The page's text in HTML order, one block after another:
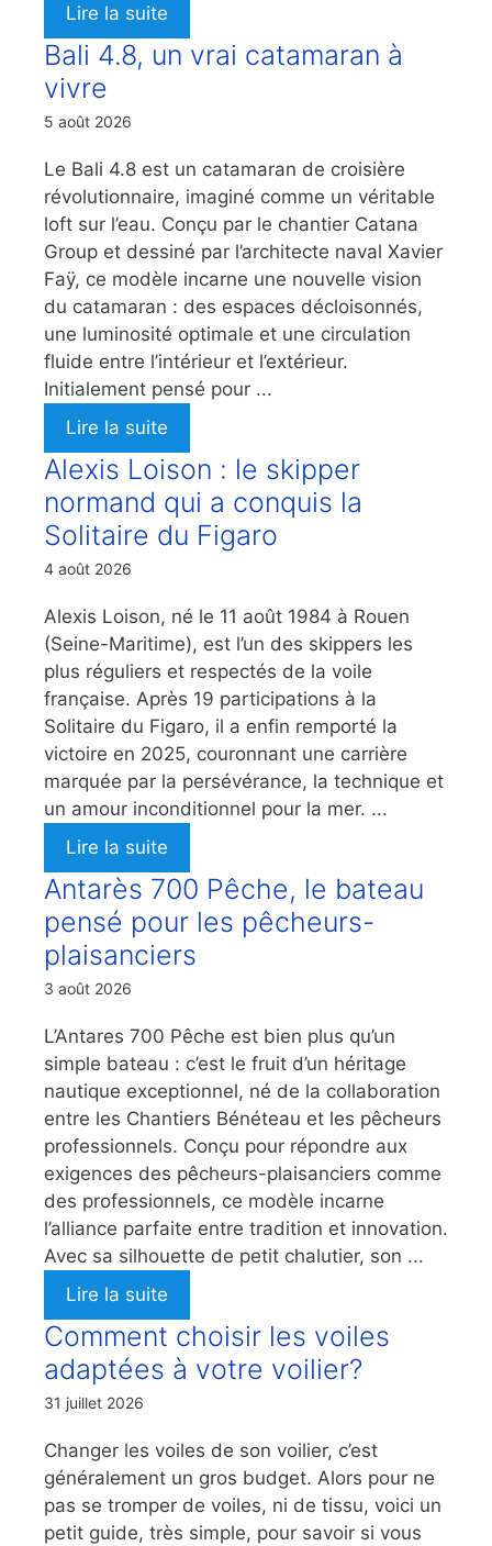
Lire la suite
Bali 4.8, un vrai catamaran à
vivre
5 août 2026
Le Bali 4.8 est un catamaran de croisière
révolutionnaire, imaginé comme un véritable
loft sur l’eau. Conçu par le chantier Catana
Group et dessiné par l’architecte naval Xavier
Faÿ, ce modèle incarne une nouvelle vision
du catamaran : des espaces décloisonnés,
une luminosité optimale et une circulation
fluide entre l’intérieur et l’extérieur.
Initialement pensé pour ...
Lire la suite
Alexis Loison : le skipper
normand qui a conquis la
Solitaire du Figaro
4 août 2026
Alexis Loison, né le 11 août 1984 à Rouen
(Seine-Maritime), est l’un des skippers les
plus réguliers et respectés de la voile
française. Après 19 participations à la
Solitaire du Figaro, il a enfin remporté la
victoire en 2025, couronnant une carrière
marquée par la persévérance, la technique et
un amour inconditionnel pour la mer. ...
Lire la suite
Antarès 700 Pêche, le bateau
pensé pour les pêcheurs-
plaisanciers
3 août 2026
L’Antares 700 Pêche est bien plus qu’un
simple bateau : c’est le fruit d’un héritage
nautique exceptionnel, né de la collaboration
entre les Chantiers Bénéteau et les pêcheurs
professionnels. Conçu pour répondre aux
exigences des pêcheurs-plaisanciers comme
des professionnels, ce modèle incarne
l’alliance parfaite entre tradition et innovation.
Avec sa silhouette de petit chalutier, son ...
Lire la suite
Comment choisir les voiles
adaptées à votre voilier?
31 juillet 2026
Changer les voiles de son voilier, c’est
généralement un gros budget. Alors pour ne
pas se tromper de voiles, ni de tissu, voici un
petit guide, très simple, pour savoir si vous